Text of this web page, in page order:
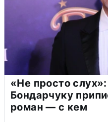
«Не просто
Бондарчуку
роман — с кем